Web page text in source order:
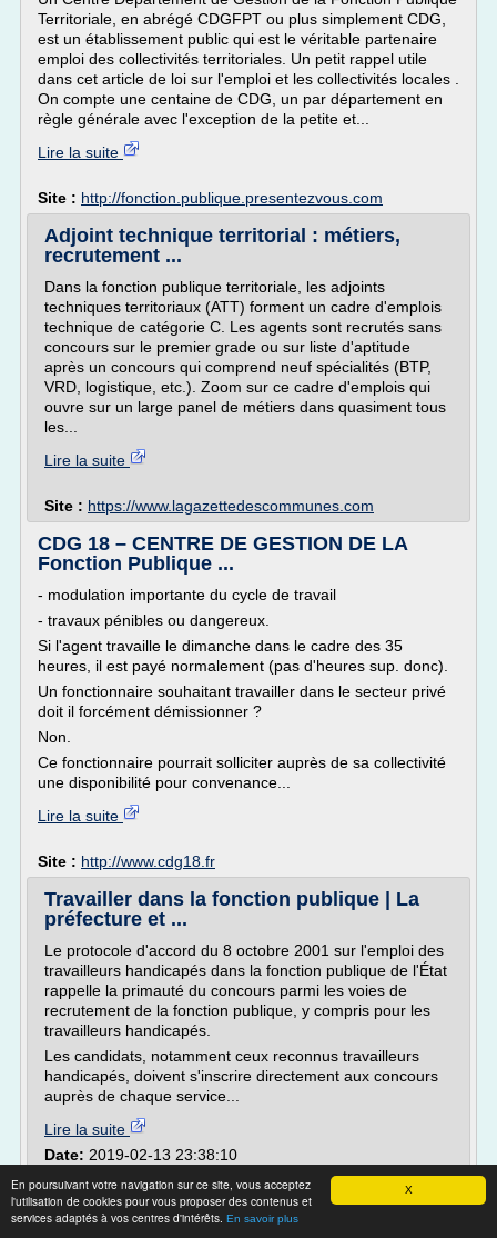
X
En poursuivant votre navigation sur ce site, vous acceptez
l'utilisation de cookies pour vous proposer des contenus et
services adaptés à vos centres d'intérêts. En savoir plus
Territoriale, en abrégé CDGFPT ou plus simplement CDG,
est un établissement public qui est le véritable partenaire
emploi des collectivités territoriales. Un petit rappel utile
dans cet article de loi sur l'emploi et les collectivités locales .
On compte une centaine de CDG, un par département en
règle générale avec l'exception de la petite et...
Lire la suite
Site : http://fonction.publique.presentezvous.com
Adjoint technique territorial : métiers,
recrutement ...
Dans la fonction publique territoriale, les adjoints
techniques territoriaux (ATT) forment un cadre d'emplois
technique de catégorie C. Les agents sont recrutés sans
concours sur le premier grade ou sur liste d'aptitude
après un concours qui comprend neuf spécialités (BTP,
VRD, logistique, etc.). Zoom sur ce cadre d'emplois qui
ouvre sur un large panel de métiers dans quasiment tous
les...
Lire la suite
Site : https://www.lagazettedescommunes.com
CDG 18 – CENTRE DE GESTION DE LA
Fonction Publique ...
- modulation importante du cycle de travail
- travaux pénibles ou dangereux.
Si l'agent travaille le dimanche dans le cadre des 35
heures, il est payé normalement (pas d'heures sup. donc).
Un fonctionnaire souhaitant travailler dans le secteur privé
doit il forcément démissionner ?
Non.
Ce fonctionnaire pourrait solliciter auprès de sa collectivité
une disponibilité pour convenance...
Lire la suite
Site : http://www.cdg18.fr
Travailler dans la fonction publique | La
préfecture et ...
Le protocole d'accord du 8 octobre 2001 sur l'emploi des
travailleurs handicapés dans la fonction publique de l'État
rappelle la primauté du concours parmi les voies de
recrutement de la fonction publique, y compris pour les
travailleurs handicapés.
Les candidats, notamment ceux reconnus travailleurs
handicapés, doivent s'inscrire directement aux concours
auprès de chaque service...
Lire la suite
Date: 2019-02-13 23:38:10
http://www.prefectures-regions.gouv.fr
Offres d’emploi | CDG 38